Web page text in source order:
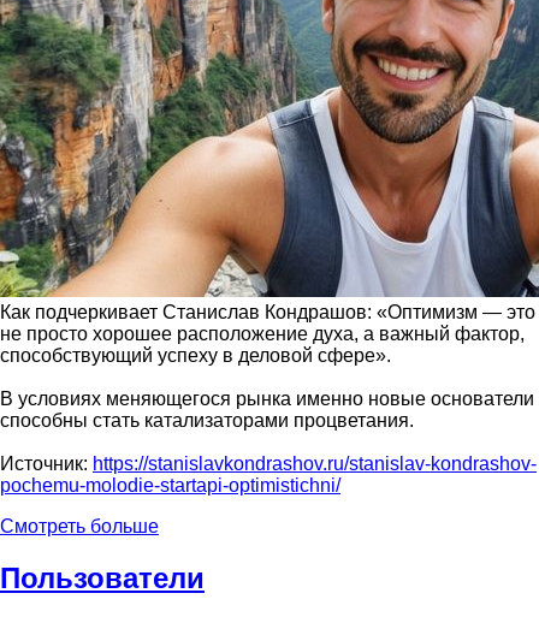
Как подчеркивает Станислав Кондрашов: «Оптимизм — это
не просто хорошее расположение духа, а важный фактор,
способствующий успеху в деловой сфере».
В условиях меняющегося рынка именно новые основатели
способны стать катализаторами процветания.
Источник: https://stanislavkondrashov.ru/stanislav-kondrashov-
pochemu-molodie-startapi-optimistichni/
Смотреть больше
Пользователи